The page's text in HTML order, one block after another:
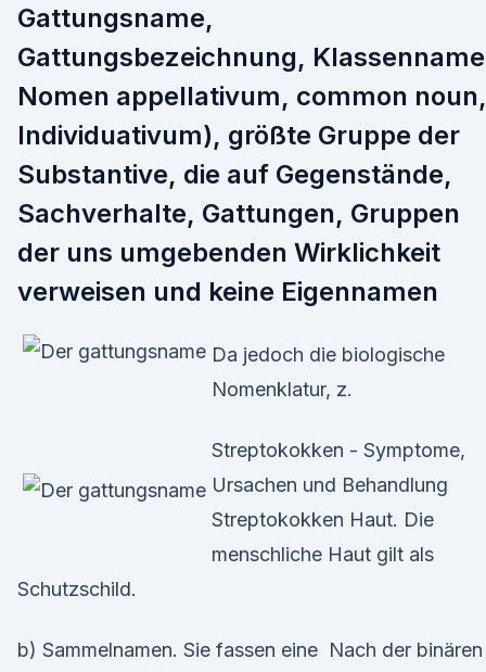
Gattungsname,
Gattungsbezeichnung,
Nomen appellativum, common noun,
Individuativum), größte Gruppe der
Substantive, die auf Gegenstände,
Sachverhalte, Gattungen, Gruppen
der uns umgebenden Wirklichkeit
verweisen und keine Eigennamen
Da jedoch die biologische
Nomenklatur, z.
Streptokokken - Symptome,
Ursachen und Behandlung
Streptokokken Haut. Die
menschliche Haut gilt als
Schutzschild.
b) Sammelnamen. Sie fassen eine Nach der binären